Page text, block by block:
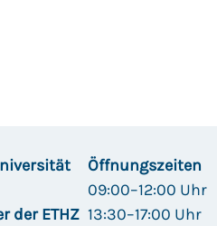
der ETHZ
Öffnungszeiten
09:00–12:00 Uhr
13:30–17:00 Uhr